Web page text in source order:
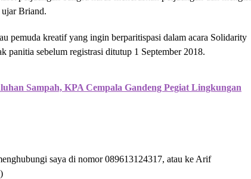
ujar Briand.
pemuda kreatif yang ingin berparitispasi dalam acara Solidarity
panitia sebelum registrasi ditutup 1 September 2018.
Sampah, KPA Cempala Gandeng Pegiat Lingkungan
saya di nomor 089613124317, atau ke Arif